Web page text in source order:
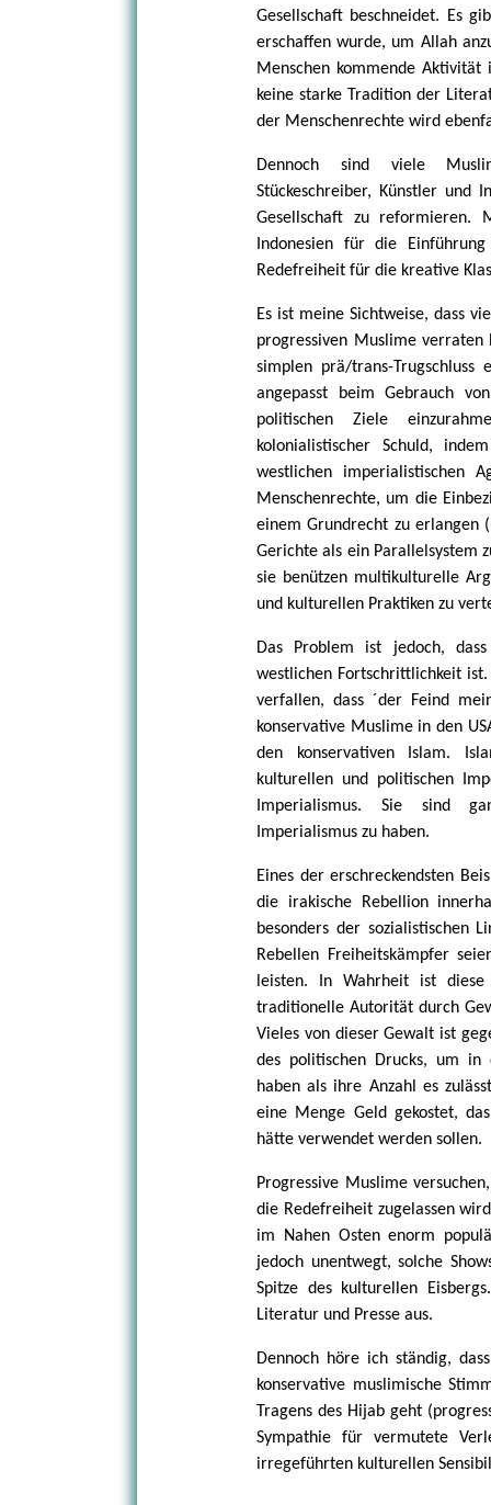
Gesellschaft beschneidet. Es
erschaffen wurde, um Allah
Menschen kommende
keine starke Tradition der
der Menschenrechte wird
Dennoch sind viele
Stückeschreiber, Künstler und
Gesellschaft zu reformieren.
Indonesien für die
Redefreiheit für die kreative
Es ist meine Sichtweise, dass
progressiven Muslime verraten
simplen prä/trans-Trugschluss
angepasst beim Gebrauch
politischen Ziele
kolonialistischer Schuld,
westlichen imperialistischen
Menschenrechte, um die
einem Grundrecht zu erlangen
Gerichte als ein Parallelsystem
sie benützen multikulturelle
und kulturellen Praktiken zu
Das Problem ist jedoch,
westlichen Fortschrittlichkeit
verfallen, dass ´der Feind
konservative Muslime in den
den konservativen Islam.
kulturellen und politischen
Imperialismus. Sie sind
Imperialismus zu haben.
Eines der erschreckendsten
die irakische Rebellion
besonders der sozialistischen
Rebellen Freiheitskämpfer
leisten. In Wahrheit ist
traditionelle Autorität durch
Vieles von dieser Gewalt ist
des politischen Drucks, um
haben als ihre Anzahl es
eine Menge Geld gekostet,
hätte verwendet werden sollen.
Progressive Muslime
die Redefreiheit zugelassen
im Nahen Osten enorm
jedoch unentwegt, solche
Spitze des kulturellen
Literatur und Presse aus.
Dennoch höre ich ständig,
konservative muslimische
Tragens des Hijab geht
Sympathie für vermutete
irregeführten kulturellen